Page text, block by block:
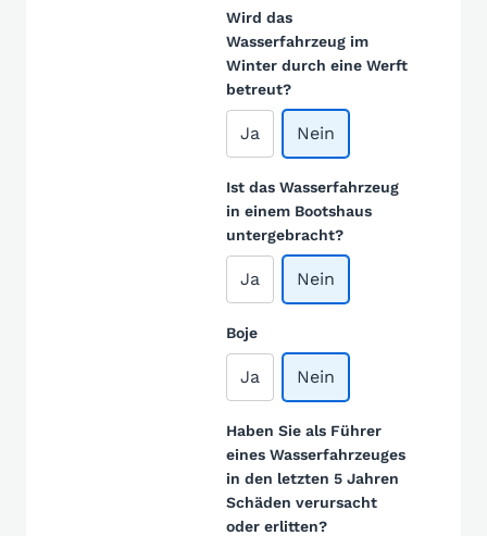
Wird das
Wasserfahrzeug im
Winter durch eine Werft
betreut?
Ja Nein
Ist das Wasserfahrzeug
in einem Bootshaus
untergebracht?
Ja Nein
Boje
Ja Nein
Haben Sie als Führer
eines Wasserfahrzeuges
in den letzten 5 Jahren
Schäden verursacht
oder erlitten?